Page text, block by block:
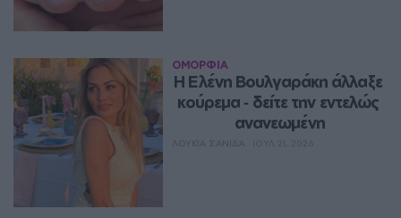
ΟΜΟΡΦΙΑ
Η Ελένη Βουλγαράκη άλλαξε
κούρεμα ‑ δείτε την εντελώς
ανανεωμένη